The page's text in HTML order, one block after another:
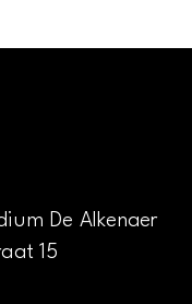
De Alkenaer
15